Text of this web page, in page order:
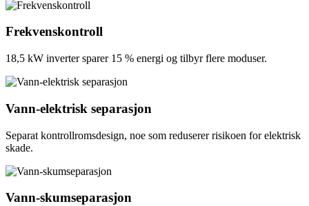
Frekvenskontroll
18,5 kW inverter sparer 15 % energi og tilbyr flere moduser.
Vann-elektrisk separasjon
Separat kontrollromsdesign, noe som reduserer risikoen for elektrisk
skade.
Vann-skumseparasjon